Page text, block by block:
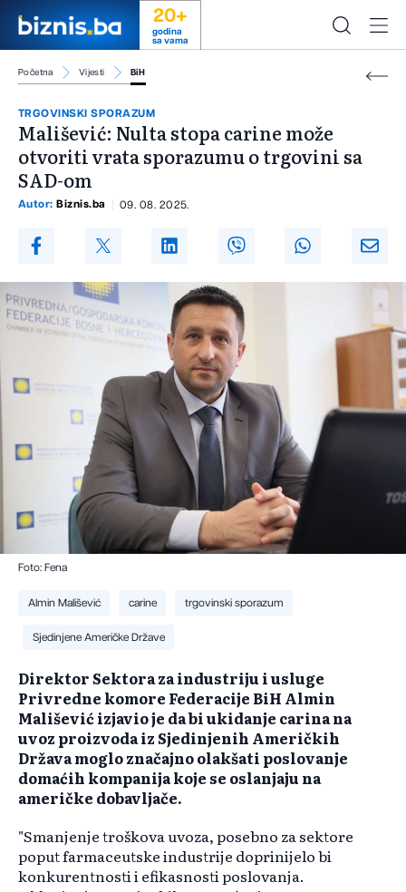
20+
godina
sa vama
Početna Vijesti BiH
TRGOVINSKI SPORAZUM
Mališević: Nulta stopa carine može
otvoriti vrata sporazumu o trgovini sa
SAD-om
Autor: Biznis.ba 09. 08. 2025.
Foto: Fena
Almin Mališević carine trgovinski sporazum
Sjedinjene Američke Države
Direktor Sektora za industriju i usluge
Privredne komore Federacije BiH Almin
Mališević izjavio je da bi ukidanje carina na
uvoz proizvoda iz Sjedinjenih Američkih
Država moglo značajno olakšati poslovanje
domaćih kompanija koje se oslanjaju na
američke dobavljače.
"Smanjenje troškova uvoza, posebno za sektore
poput farmaceutske industrije doprinijelo bi
konkurentnosti i efikasnosti poslovanja.